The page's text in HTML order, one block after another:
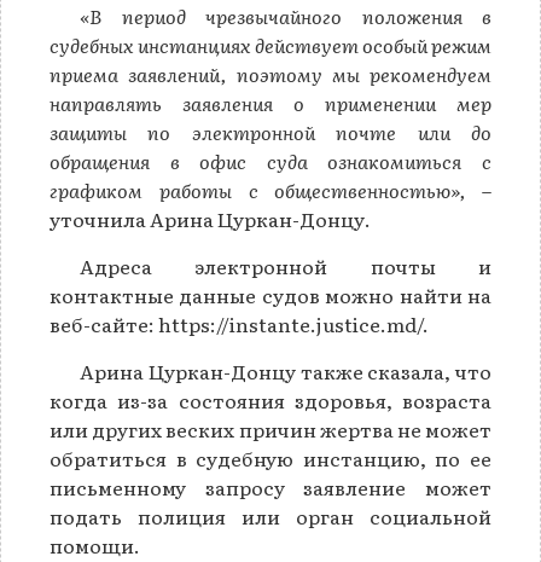
«В период чрезвычайного положения в
судебных инстанциях действует особый режим
приема заявлений, поэтому мы рекомендуем
направлять заявления о применении мер
защиты по электронной почте или до
обращения в офис суда ознакомиться с
графиком работы с общественностью», –
уточнила Арина Цуркан-Донцу.
Адреса электронной почты и
контактные данные судов можно найти на
веб-сайте: https://instante.justice.md/.
Арина Цуркан-Донцу также сказала, что
когда из-за состояния здоровья, возраста
или других веских причин жертва не может
обратиться в судебную инстанцию, по ее
письменному запросу заявление может
подать полиция или орган социальной
помощи.